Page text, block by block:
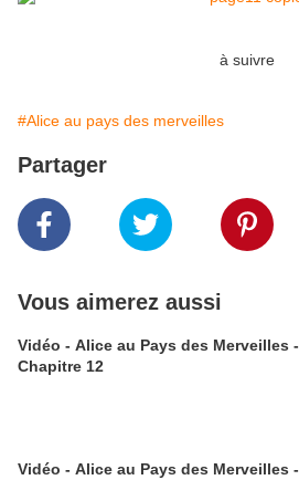
à suivre
#Alice au pays des merveilles
Partager
Vous aimerez aussi
Vidéo - Alice au Pays des Merveilles -
Chapitre 12
Vidéo - Alice au Pays des Merveilles -